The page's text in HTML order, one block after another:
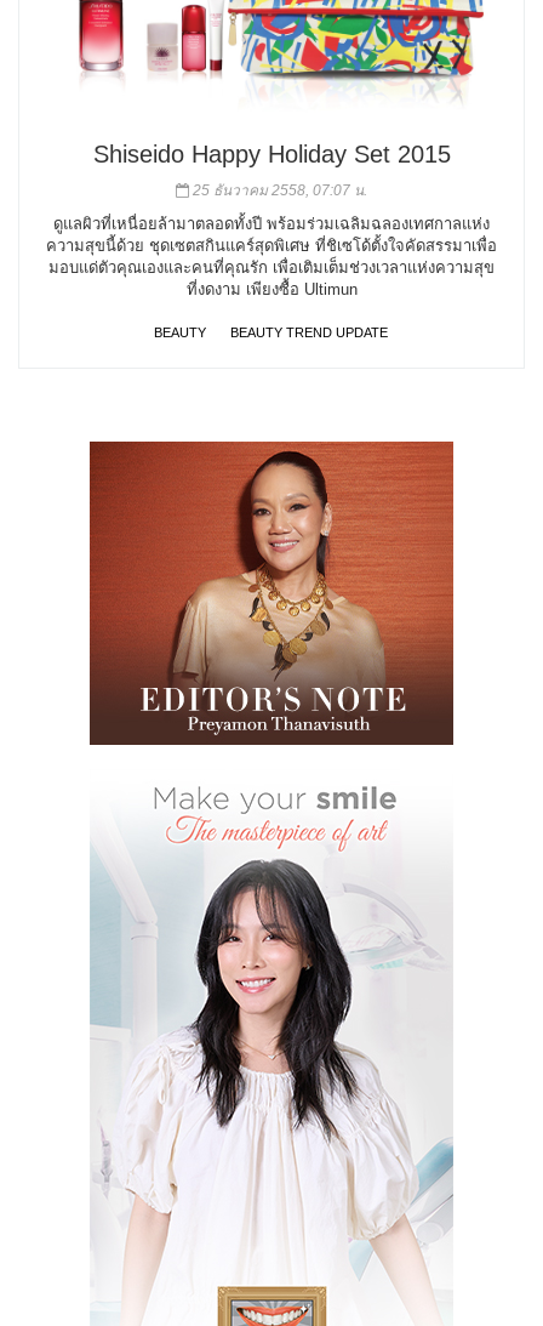
Shiseido Happy Holiday Set 2015
25 ธันวาคม 2558, 07:07 น.
ดูแลผิวที่เหนื่อยล้ามาตลอดทั้งปี พร้อมร่วมเฉลิมฉลองเทศกาลแห่ง
ความสุขนี้ด้วย ชุดเซตสกินแคร์สุดพิเศษ ที่ชิเซโด้ตั้งใจคัดสรรมาเพื่อ
มอบแด่ตัวคุณเองและคนที่คุณรัก เพื่อเติมเต็มช่วงเวลาแห่งความสุข
ที่งดงาม เพียงซื้อ Ultimun
BEAUTY BEAUTY TREND UPDATE